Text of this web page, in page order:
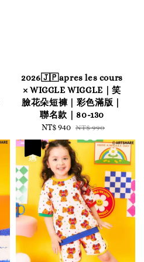
2026🇯🇵apres les cours
× WIGGLE WIGGLE｜笑
臉花朵短褲｜彩色滿版｜
聯名款｜80-130
Sale
price
NT$ 940 Regular
price
NT$ 990